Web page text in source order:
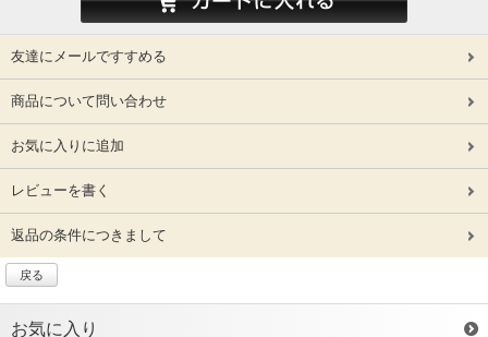
友達にメールですすめる
商品について問い合わせ
お気に入りに追加
レビューを書く
返品の条件につきまして
戻る
お気に入り